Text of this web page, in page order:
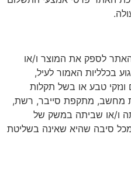
לספק את המוצר ו/או
בכלליות האמור לעיל,
טבע או בשל תקלות
מחשב, מתקפת סייבר, רשת,
ו/או שביתה במשק של
סיבה שהיא שאינה בשליטת